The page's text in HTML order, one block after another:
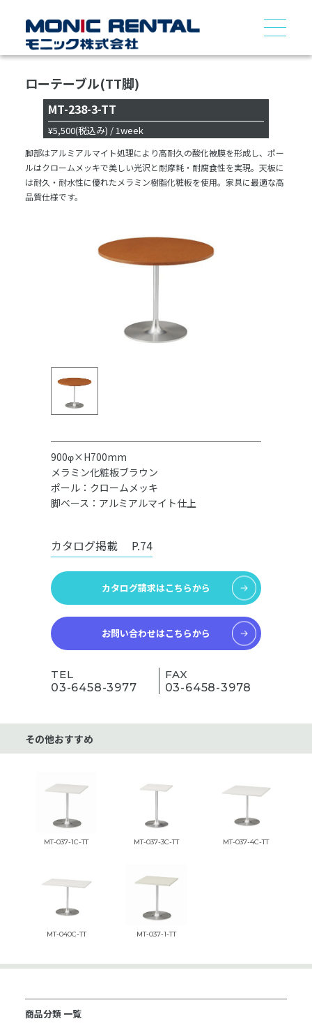
ローテーブル(TT脚)
MT-238-3-TT
¥5,500(税込み) / 1week
脚部はアルミアルマイト処理により高耐久の酸化被膜を形成し、ポー
ルはクロームメッキで美しい光沢と耐摩耗・耐腐食性を実現。天板に
は耐久・耐水性に優れたメラミン樹脂化粧板を使用。家具に最適な高
品質仕様です。
900φ×H700mm
メラミン化粧板ブラウン
ポール：クロームメッキ
脚ベース：アルミアルマイト仕上
カタログ掲載 P.74
カタログ請求はこちらから
お問い合わせはこちらから
TEL
03-6458-3977
FAX
03-6458-3978
その他おすすめ
MT-037-1C-TT MT-037-3C-TT MT-037-4C-TT
MT-040C-TT MT-037-1-TT
商品分類 一覧